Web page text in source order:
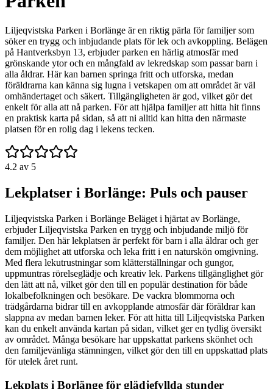
Liljeqvistska Parken i Borlänge är en riktig pärla för familjer som
söker en trygg och inbjudande plats för lek och avkoppling. Belägen
på Hantverksbyn 13, erbjuder parken en härlig atmosfär med
grönskande ytor och en mångfald av lekredskap som passar barn i
alla åldrar. Här kan barnen springa fritt och utforska, medan
föräldrarna kan känna sig lugna i vetskapen om att området är väl
omhändertaget och säkert. Tillgängligheten är god, vilket gör det
enkelt för alla att nå parken. För att hjälpa familjer att hitta hit finns
en praktisk karta på sidan, så att ni alltid kan hitta den närmaste
platsen för en rolig dag i lekens tecken.
4.2 av 5
Lekplatser i Borlänge: Puls och pauser
Liljeqvistska Parken i Borlänge Beläget i hjärtat av Borlänge,
erbjuder Liljeqvistska Parken en trygg och inbjudande miljö för
familjer. Den här lekplatsen är perfekt för barn i alla åldrar och ger
dem möjlighet att utforska och leka fritt i en naturskön omgivning.
Med flera lekutrustningar som klätterställningar och gungor,
uppmuntras rörelseglädje och kreativ lek. Parkens tillgänglighet gör
den lätt att nå, vilket gör den till en populär destination för både
lokalbefolkningen och besökare. De vackra blommorna och
trädgårdarna bidrar till en avkopplande atmosfär där föräldrar kan
slappna av medan barnen leker. För att hitta till Liljeqvistska Parken
kan du enkelt använda kartan på sidan, vilket ger en tydlig översikt
av området. Många besökare har uppskattat parkens skönhet och
den familjevänliga stämningen, vilket gör den till en uppskattad plats
för utelek året runt.
Lekplats i Borlänge för glädjefyllda stunder